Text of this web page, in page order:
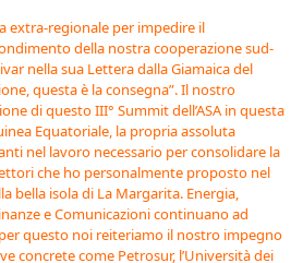
extra-regionale per impedire il
della nostra cooperazione sud-
nella sua Lettera dalla Giamaica del
questa è la consegna”. Il nostro
di questo III° Summit dell’ASA in questa
Equatoriale, la propria assoluta
nel lavoro necessario per consolidare la
che ho personalmente proposto nel
bella isola di La Margarita. Energia,
e Comunicazioni continuano ad
questo noi reiteriamo il nostro impegno
concrete come Petrosur, l’Università dei